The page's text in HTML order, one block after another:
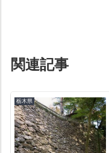
関連記事
栃木県